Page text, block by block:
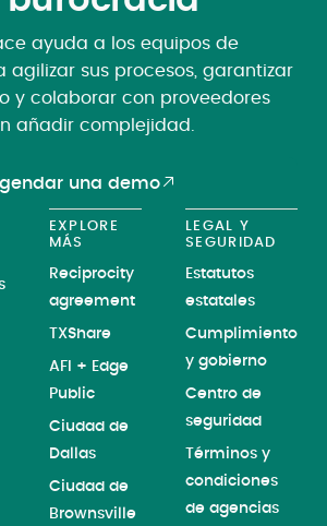
ayuda a los equipos de
agilizar sus procesos, garantizar
y colaborar con proveedores
añadir complejidad.
una demo
EXPLORE
MÁS
Reciprocity
agreement
TXShare
AFI + Edge
Public
Ciudad de
Dallas
Ciudad de
Brownsville
LEGAL Y
SEGURIDAD
Estatutos
estatales
Cumplimiento
y gobierno
Centro de
seguridad
Términos y
condiciones
de agencias